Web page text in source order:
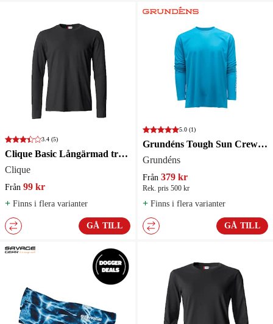
3.4 (5)
Clique Basic Långärmad tröja Herr Svart
Clique
Från 99 kr
+ Finns i flera varianter
GÅ TILL
5.0 (1)
Grundéns Tough Sun Crew Azure
Grundéns
Från 379 kr
Rek. pris 500 kr
+ Finns i flera varianter
GÅ TILL